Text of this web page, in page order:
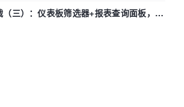
三）：仪表板筛选器+报表查询面板，参